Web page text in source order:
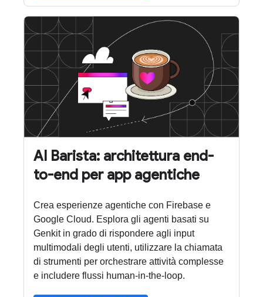
AI Barista: architettura end-
to-end per app agentiche
Crea esperienze agentiche con Firebase e
Google Cloud. Esplora gli agenti basati su
Genkit in grado di rispondere agli input
multimodali degli utenti, utilizzare la chiamata
di strumenti per orchestrare attività complesse
e includere flussi human-in-the-loop.